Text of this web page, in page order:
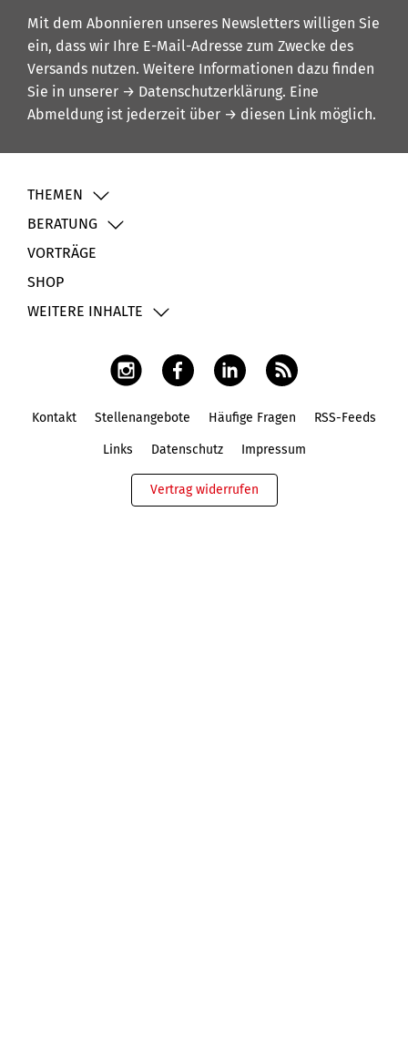
Mit dem Abonnieren unseres Newsletters willigen Sie
ein, dass wir Ihre E-Mail-Adresse zum Zwecke des
Versands nutzen. Weitere Informationen dazu finden
Sie in unserer → Datenschutzerklärung. Eine
Abmeldung ist jederzeit über → diesen Link möglich.
THEMEN
BERATUNG
VORTRÄGE
SHOP
WEITERE INHALTE
Kontakt Stellenangebote Häufige Fragen RSS-Feeds
Links Datenschutz Impressum
Vertrag widerrufen